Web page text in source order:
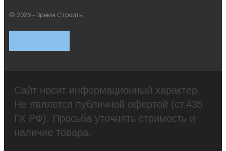
© 2026 - Время Строить
Сайт носит информационный характер.
Не является публичной офертой (ст.435
ГК РФ). Просьба уточнять стоимость и
наличие товара.